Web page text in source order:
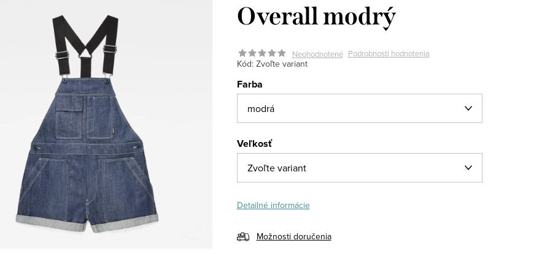
Overall modrý
Neohodnotené Podrobnosti hodnotenia
Kód: Zvoľte variant
Farba
Veľkosť
Detailné informácie
Možnosti doručenia